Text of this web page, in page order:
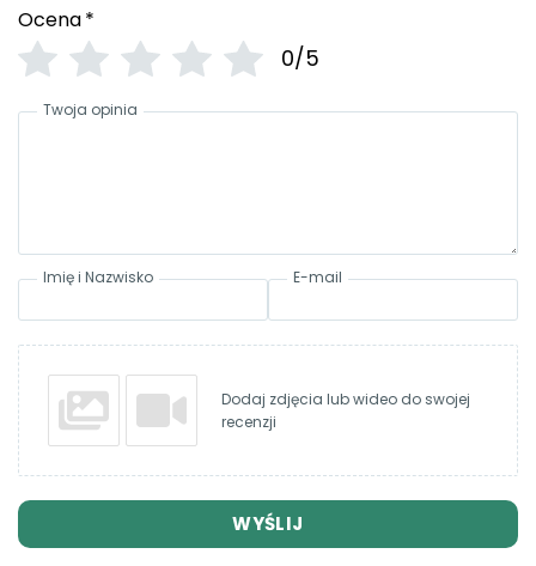
Ocena*
0/5
Twoja opinia
Imię i Nazwisko E-mail
Dodaj zdjęcia lub wideo do swojej
recenzji
WYŚLIJ